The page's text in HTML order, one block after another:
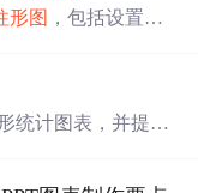
标签工程、图例
形图 ，包括设置图
统计图表，并提供